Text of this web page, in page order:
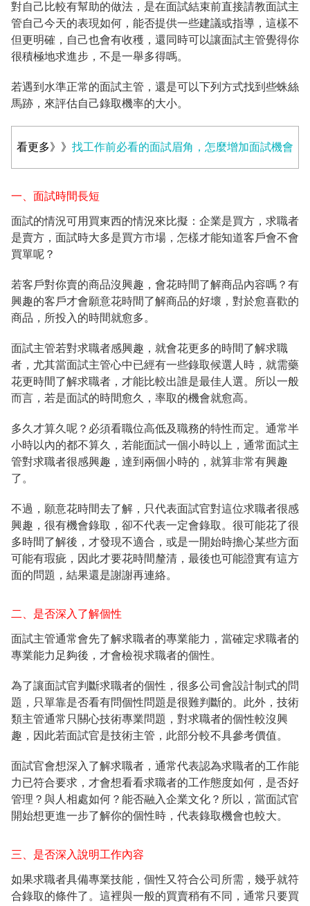
對自己比較有幫助的做法，是在面試結束前直接請教面試主
管自己今天的表現如何，能否提供一些建議或指導，這樣不
但更明確，自己也會有收穫 ，還同時可以讓面試主管覺得你
很積極地求進步，不是一舉多得嗎。
若遇到水準正常的面試主管，還是可以下列方式找到些蛛絲
馬跡，來評估自己錄取機率的大小。
看更多》》 找工作前必看的面試眉角，怎麼增加面試機會
一、面試時間長短
面試的情況可用買東西的情況來比擬：企業是買方，求職者
是賣方，面試時大多是買方市場，怎樣才能知道客戶會不會
買單呢？
若客戶對你賣的商品沒興趣，會花時間了解商品內容嗎？有
興趣的客戶才會願意花時間了解商品的好壞，對於愈喜歡的
商品，所投入的時間就愈多。
面試主管若對求職者感興趣，就會花更多的時間了解求職
者，尤其當面試主管心中已經有一些錄取候選人時，就需藥
花更時間了解求職者，才能比較出誰是最佳人選。所以一般
而言，若是面試的時間愈久，率取的機會就愈高。
多久才算久呢？必須看職位高低及職務的特性而定。通常半
小時以內的都不算久，若能面試一個小時以上，通常面試主
管對求職者很感興趣，達到兩個小時的，就算非常有興趣
了。
不過，願意花時間去了解，只代表面試官對這位求職者很感
興趣，很有機會錄取，卻不代表一定會錄取。很可能花了很
多時間了解後，才發現不適合，或是一開始時擔心某些方面
可能有瑕疵，因此才要花時間釐清，最後也可能證實有這方
面的問題，結果還是謝謝再連絡。
二、是否深入了解個性
面試主管通常會先了解求職者的專業能力，當確定求職者的
專業能力足夠後，才會檢視求職者的個性。
為了讓面試官判斷求職者的個性，很多公司會設計制式的問
題，只單靠是否看有問個性問題是很難判斷的。此外，技術
類主管通常只關心技術專業問題，對求職者的個性較沒興
趣，因此若面試官是技術主管，此部分較不具參考價值。
面試官會想深入了解求職者，通常代表認為求職者的工作能
力已符合要求，才會想看看求職者的工作態度如何，是否好
管理？與人相處如何？能否融入企業文化？所以，當面試官
開始想更進一步了解你的個性時，代表錄取機會也較大。
三、是否深入說明工作內容
如果求職者具備專業技能，個性又符合公司所需，幾乎就符
合錄取的條件了。這裡與一般的買賣稍有不同，通常只要買